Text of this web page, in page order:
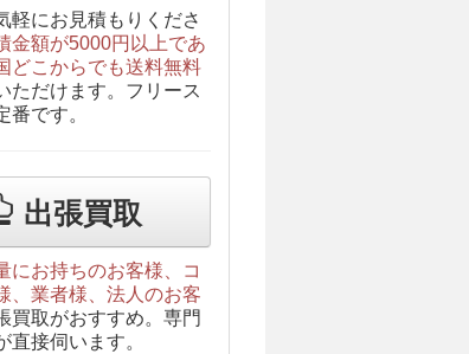
軽にお見積もりくださ
金額が5000円以上であ
どこからでも送料無料
ただけます。フリース
番です。
出張買取
にお持ちのお客様、コ
、業者様、法人のお客
買取がおすすめ。専門
直接伺います。